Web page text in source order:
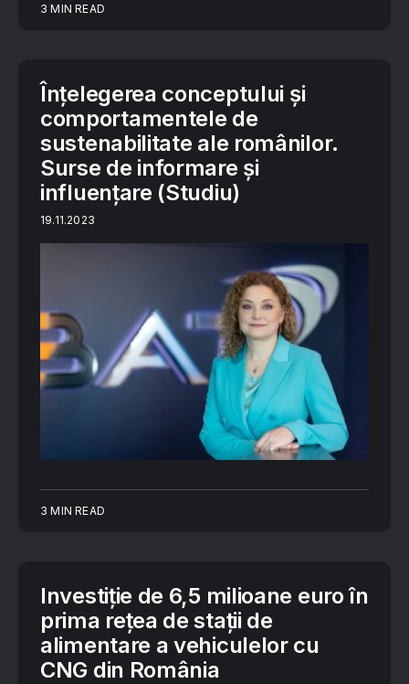
3 MIN READ
Înțelegerea conceptului și
comportamentele de
sustenabilitate ale românilor.
Surse de informare și
influențare (Studiu)
19.11.2023
3 MIN READ
Investiție de 6,5 milioane euro în
prima rețea de stații de
alimentare a vehiculelor cu
CNG din România